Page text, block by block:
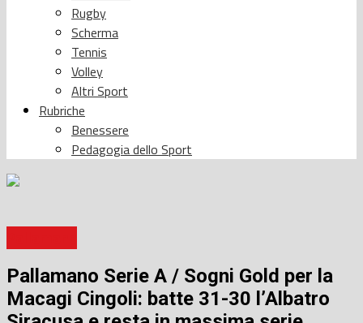
Rugby
Scherma
Tennis
Volley
Altri Sport
Rubriche
Benessere
Pedagogia dello Sport
Pallamano Serie A / Sogni Gold per la
Macagi Cingoli: batte 31-30 l’Albatro